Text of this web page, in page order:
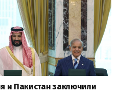
и Пакистан заключили